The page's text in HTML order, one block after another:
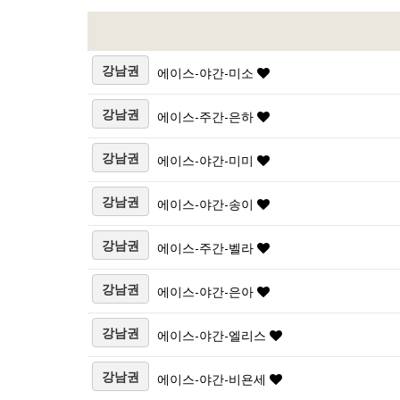
강남권 에이스-야간-미소
강남권 에이스-주간-은하
강남권 에이스-야간-미미
강남권 에이스-야간-송이
강남권 에이스-주간-벨라
강남권 에이스-야간-은아
강남권 에이스-야간-엘리스
강남권 에이스-야간-비욘세